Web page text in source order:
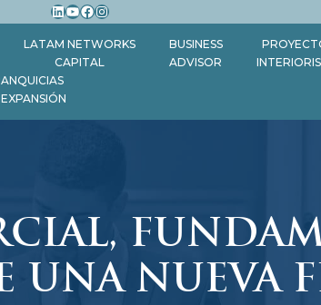
LinkedIn
YouTube
Facebook
Instagram
LATAM NETWORKS
CAPITAL
BUSINESS
ADVISOR
UNA NUEVA